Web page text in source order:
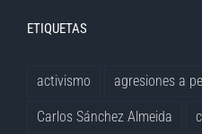
ETIQUETAS
activismo agresiones a
Carlos Sánchez Almeida